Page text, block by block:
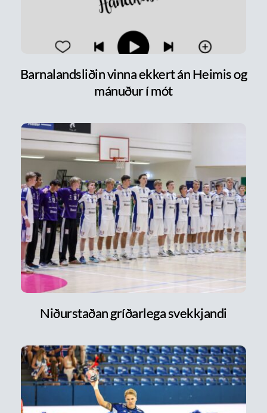
Barnalandsliðin vinna ekkert án Heimis og
mánuður í mót
Niðurstaðan gríðarlega svekkjandi